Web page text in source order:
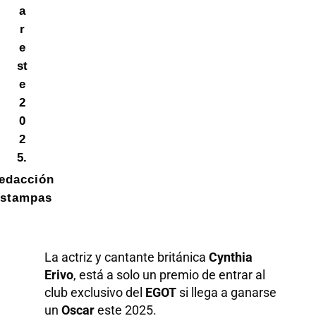
a
r
e
st
e
2
0
2
5.
La actriz y cantante británicaCynthia
Erivo, está a solo un premio de entrar al
club exclusivo del EGOT si llega a ganarse
unOscareste 2025.